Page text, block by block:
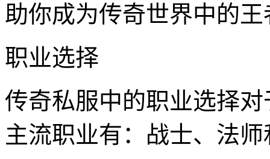
助你成为传奇世界中的王
职业选择
传奇私服中的职业选择
主流职业有：战士、法